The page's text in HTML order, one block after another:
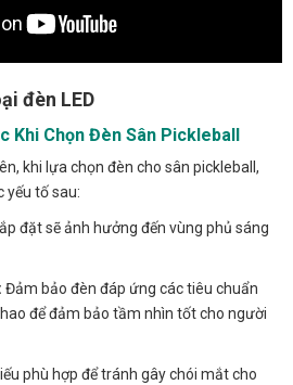
đèn LED
Khi Chọn Đèn Sân Pickleball
khi lựa chọn đèn cho sân pickleball,
yếu tố sau:
đặt sẽ ảnh hưởng đến vùng phủ sáng
Đảm bảo đèn đáp ứng các tiêu chuẩn
để đảm bảo tầm nhìn tốt cho người
phù hợp để tránh gây chói mắt cho